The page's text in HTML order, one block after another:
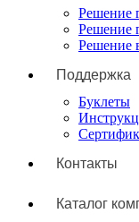
Решение
Решение
Решение
Поддержка
Буклеты
Контакты
Каталог